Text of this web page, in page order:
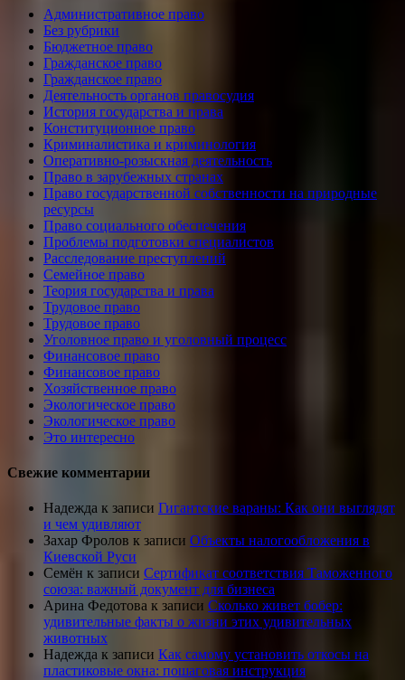
Административное право
Без рубрики
Бюджетное право
Гражданское право
Гражданское право
Деятельность органов правосудия
История государства и права
Конституционное право
Криминалистика и криминология
Оперативно-розыскная деятельность
Право в зарубежных странах
Право государственной собственности на природные
ресурсы
Право социального обеспечения
Проблемы подготовки специалистов
Расследование преступлений
Семейное право
Теория государства и права
Трудовое право
Трудовое право
Уголовное право и уголовный процесс
Финансовое право
Финансовое право
Хозяйственное право
Экологическое право
Экологическое право
Это интересно
Свежие комментарии
Надежда к записи Гигантские вараны: Как они выглядят
и чем удивляют
Захар Фролов к записи Объекты налогообложения в
Киевской Руси
Семён к записи Сертификат соответствия Таможенного
союза: важный документ для бизнеса
Арина Федотова к записи Сколько живет бобер:
удивительные факты о жизни этих удивительных
животных
Надежда к записи Как самому установить откосы на
пластиковые окна: пошаговая инструкция